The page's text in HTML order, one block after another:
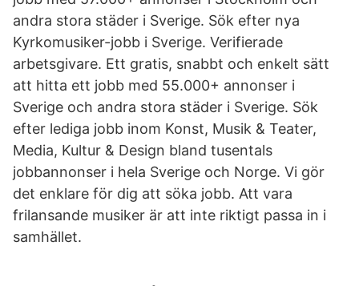
andra stora städer i Sverige. Sök efter nya
Kyrkomusiker-jobb i Sverige. Verifierade
arbetsgivare. Ett gratis, snabbt och enkelt sätt
att hitta ett jobb med 55.000+ annonser i
Sverige och andra stora städer i Sverige. Sök
efter lediga jobb inom Konst, Musik & Teater,
Media, Kultur & Design bland tusentals
jobbannonser i hela Sverige och Norge. Vi gör
det enklare för dig att söka jobb. Att vara
frilansande musiker är att inte riktigt passa in i
samhället.